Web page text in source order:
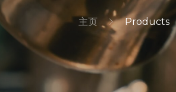
主页 Products